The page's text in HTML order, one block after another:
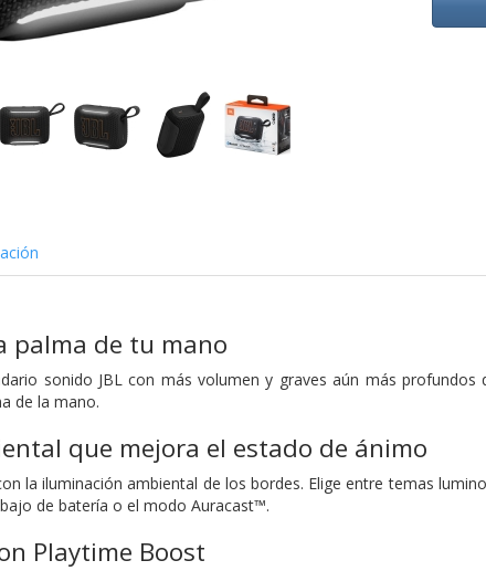
palma de tu mano
sonido JBL con más volumen y graves aún más
de la mano.
que mejora el estado de ánimo
la iluminación ambiental de los bordes. Elige entre temas
de batería o el modo Auracast™.
Playtime Boost